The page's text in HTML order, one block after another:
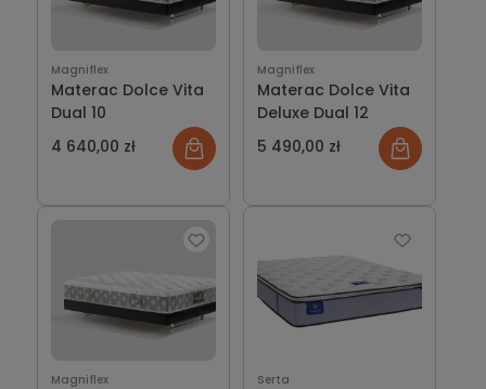
Magniflex
Materac Dolce Vita
Dual 10
4 640,00 zł
Magniflex
Materac Dolce Vita
Deluxe Dual 12
5 490,00 zł
Magniflex Serta